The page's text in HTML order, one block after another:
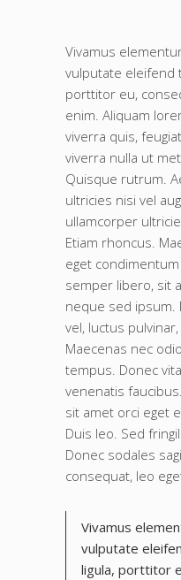
Vivamus
vulputate eleifend
porttitor eu,
enim. Aliquam
viverra quis,
viverra nulla ut
Quisque rutrum.
ultricies nisi vel
ullamcorper
Etiam rhoncus.
eget
semper libero, sit
neque sed ipsum.
vel, luctus
Maecenas nec
tempus. Donec
venenatis
sit amet orci eget
Duis leo. Sed
Donec sodales
consequat, leo
Vivamus
vulputate
ligula, porttitor